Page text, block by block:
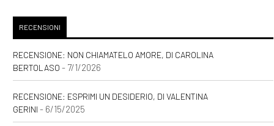
RECENSIONI
RECENSIONE: NON CHIAMATELO AMORE, DI CAROLINA
BERTOLASO - 7/1/2026
RECENSIONE: ESPRIMI UN DESIDERIO, DI VALENTINA
GERINI - 6/15/2025